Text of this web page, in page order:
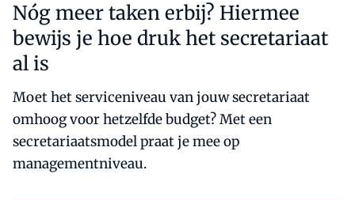
Nóg meer taken erbij? Hiermee
bewijs je hoe druk het secretariaat
al is
Moet het serviceniveau van jouw secretariaat
omhoog voor hetzelfde budget? Met een
secretariaatsmodel praat je mee op
managementniveau.